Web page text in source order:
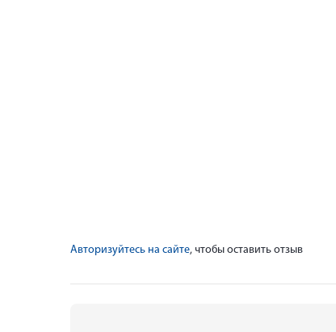
Авторизуйтесь на сайте, чтобы оставить отзыв